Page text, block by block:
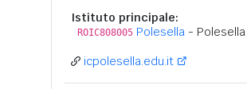
Istituto principale:
ROIC808005 Polesella - Polesella
icpolesella.edu.it